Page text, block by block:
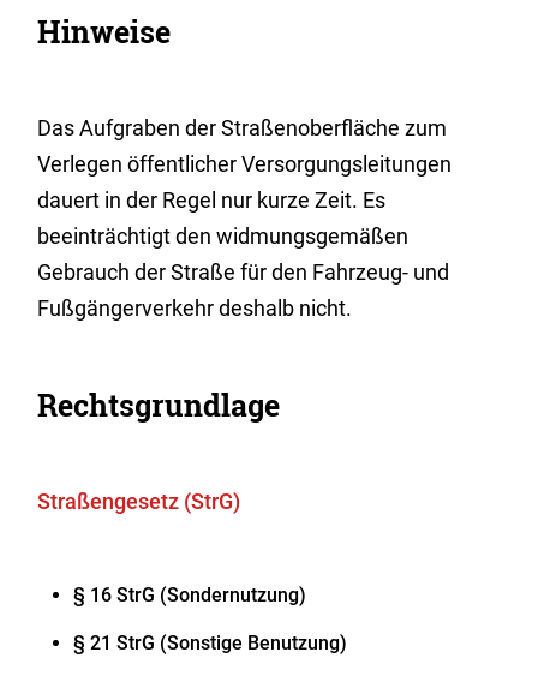
Hinweise
Das Aufgraben der Straßenoberfläche zum
Verlegen öffentlicher Versorgungsleitungen
dauert in der Regel nur kurze Zeit. Es
beeinträchtigt den widmungsgemäßen
Gebrauch der Straße für den Fahrzeug- und
Fußgängerverkehr deshalb nicht.
Rechtsgrundlage
Straßengesetz (StrG)
§ 16 StrG (Sondernutzung)
§ 21 StrG (Sonstige Benutzung)